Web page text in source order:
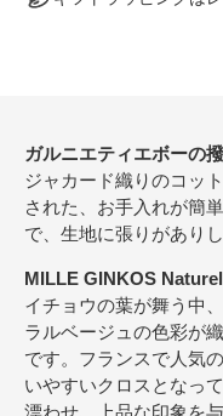
ガルニエティエボーの
ジャカード織りのコッ
された、お手入れが簡
で、生地に張りがあり
MILLE GINKOS
イチョウの葉が舞う中
ラルベージュの色彩が
です。フランスで人気
いやすいクロスとなっ